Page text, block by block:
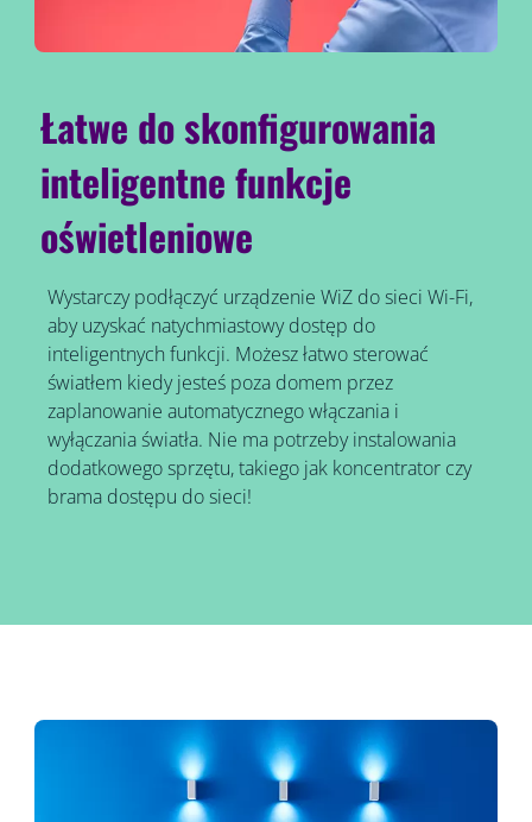
Łatwe do skonfigurowania
inteligentne funkcje
oświetleniowe
Wystarczy podłączyć urządzenie WiZ do sieci Wi-Fi,
aby uzyskać natychmiastowy dostęp do
inteligentnych funkcji. Możesz łatwo sterować
światłem kiedy jesteś poza domem przez
zaplanowanie automatycznego włączania i
wyłączania światła. Nie ma potrzeby instalowania
dodatkowego sprzętu, takiego jak koncentrator czy
brama dostępu do sieci!